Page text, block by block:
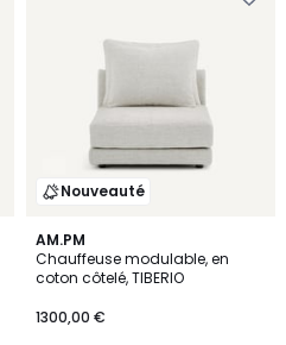
Nouveauté
AM.PM
Chauffeuse modulable, en
coton côtelé, TIBERIO
1300,00 €
3
Couleurs